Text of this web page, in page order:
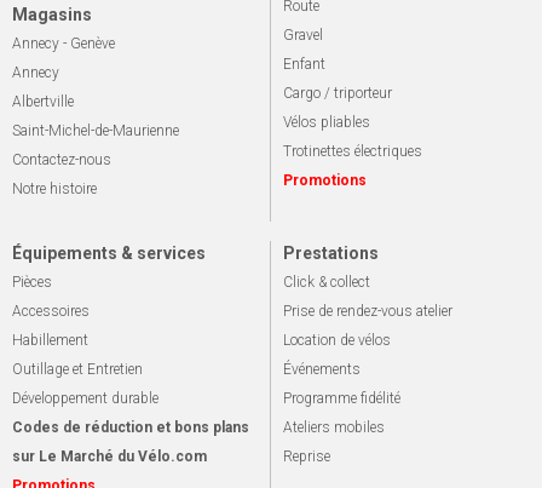
Magasins
Annecy - Genève
Annecy
Albertville
Saint-Michel-de-Maurienne
Contactez-nous
Notre histoire
Route
Gravel
Enfant
Cargo / triporteur
Vélos pliables
Trotinettes électriques
Promotions
Équipements & services
Pièces
Accessoires
Habillement
Outillage et Entretien
Développement durable
Codes de réduction et bons plans
sur Le Marché du Vélo.com
Prestations
Click & collect
Prise de rendez-vous atelier
Location de vélos
Événements
Programme fidélité
Ateliers mobiles
Reprise